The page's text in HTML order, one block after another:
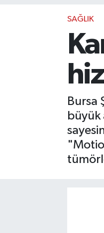
SAĞLIK
Bursa
büyük